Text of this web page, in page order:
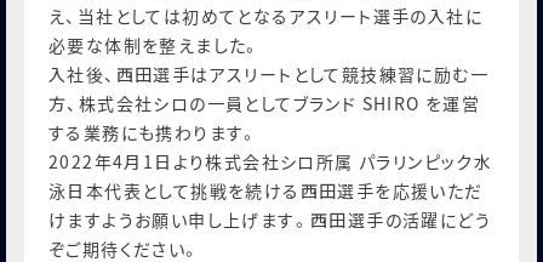
え、当社としては初めてとなるアスリート選⼿の⼊社に
必要な体制を整えました。
⼊社後、⻄⽥選⼿はアスリートとして競技練習に励む⼀
⽅、株式会社シロの⼀員としてブランド SHIRO を運営
する業務にも携わります。
2022年4⽉1⽇より株式会社シロ所属 パラリンピック⽔
泳⽇本代表として挑戦を続ける⻄⽥選⼿を応援いただ
けますようお願い申し上げます。⻄⽥選⼿の活躍にどう
ぞご期待ください。